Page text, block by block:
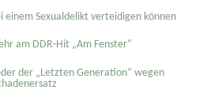
einem Sexual­delikt verteidigen können
am DDR-Hit „Am Fenster“
der „Letzten Generation“ wegen